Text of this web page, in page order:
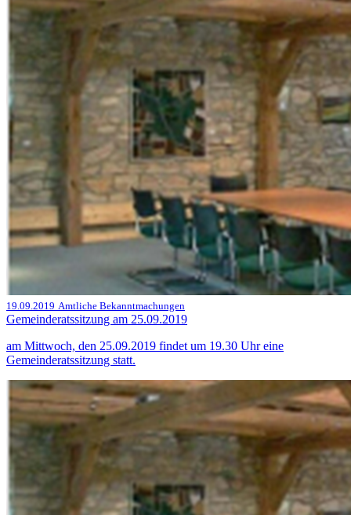
19.09.2019 Amtliche Bekanntmachungen
Gemeinderatssitzung am 25.09.2019
am Mittwoch, den 25.09.2019 findet um 19.30 Uhr eine
Gemeinderatssitzung statt.